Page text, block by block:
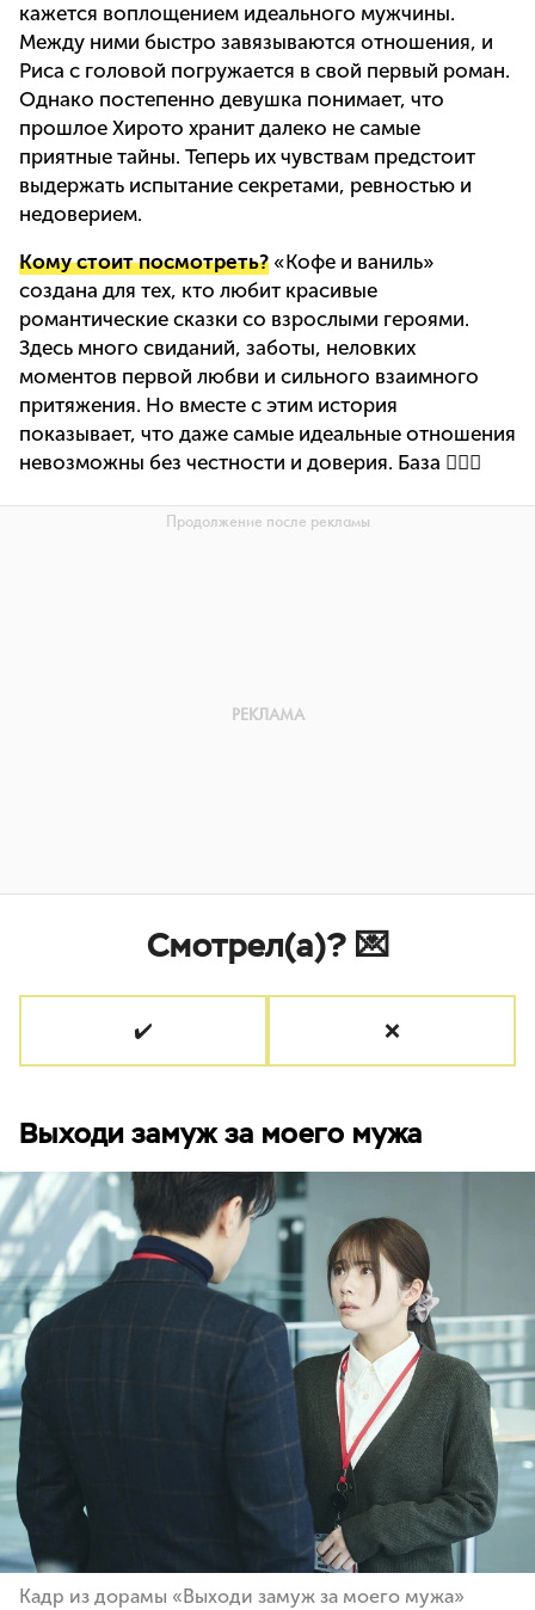
кажется воплощением идеального мужчины.
Между ними быстро завязываются отношения, и
Риса с головой погружается в свой первый роман.
Однако постепенно девушка понимает, что
прошлое Хирото хранит далеко не самые
приятные тайны. Теперь их чувствам предстоит
выдержать испытание секретами, ревностью и
недоверием.
Кому стоит посмотреть? «Кофе и ваниль»
создана для тех, кто любит красивые
романтические сказки со взрослыми героями.
Здесь много свиданий, заботы, неловких
моментов первой любви и сильного взаимного
притяжения. Но вместе с этим история
показывает, что даже самые идеальные отношения
невозможны без честности и доверия. База 💁🏻‍♀️
Смотрел(а)? 💌
✔️ ❌
Выходи замуж за моего мужа
Кадр из дорамы «Выходи замуж за моего мужа»